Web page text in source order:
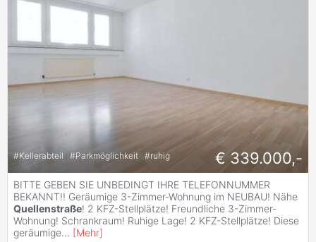
#Kellerabteil #Parkmöglichkeit #ruhig € 339.000,-
BITTE GEBEN SIE UNBEDINGT IHRE TELEFONNUMMER
BEKANNT!! Geräumige 3-Zimmer-Wohnung im NEUBAU! Nähe
Quellenstraße! 2 KFZ-Stellplätze! Freundliche 3-Zimmer-
Wohnung! Schrankraum! Ruhige Lage! 2 KFZ-Stellplätze! Diese
geräumige... [Mehr]